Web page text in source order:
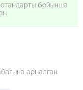
стандарты бойынша
арналған